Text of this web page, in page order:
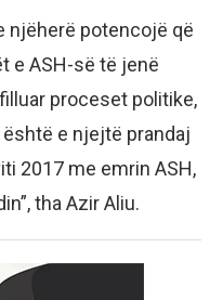
njëherë potencojë që
e ASH-së të jenë
proceset politike,
e njejtë prandaj
2017 me emrin ASH,
tha Azir Aliu.